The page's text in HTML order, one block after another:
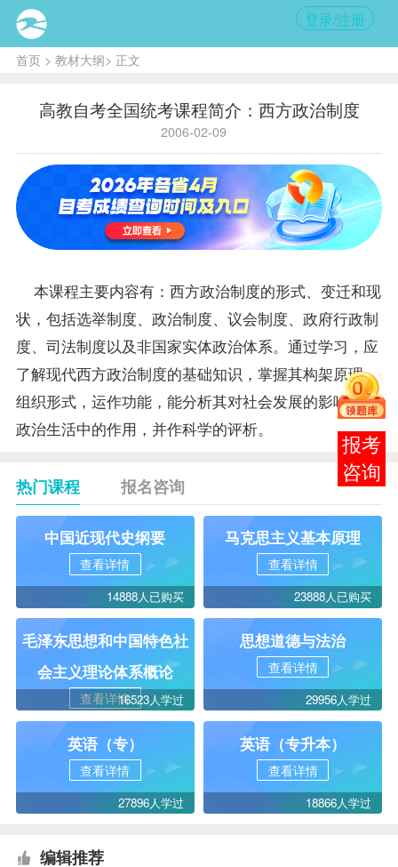
登录/注册
首页> 教材大纲> 正文
高教自考全国统考课程简介：西方政治制度
2006-02-09
本课程主要内容有：西方政治制度的形式、变迁和现
状，包括选举制度、政治制度、议会制度、政府行政制
度、司法制度以及非国家实体政治体系。通过学习，应
了解现代西方政治制度的基础知识，掌握其构架原理，
组织形式，运作功能，能分析其对社会发展的影响和在
政治生活中的作用，并作科学的评析。
热门课程 报名咨询
中国近现代史纲要
查看详情
14888人已购买
马克思主义基本原理
查看详情
23888人已购买
毛泽东思想和中国特色社
会主义理论体系概论
查看详情16523人学过
思想道德与法治
查看详情
29956人学过
英语（专）
查看详情
27896人学过
英语（专升本）
查看详情
18866人学过
编辑推荐
在线
客服